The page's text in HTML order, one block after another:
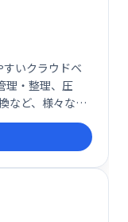
いクラウドベ
理・整理、圧
など、様々な機
のPDF変換も簡
や透かし追加
す。